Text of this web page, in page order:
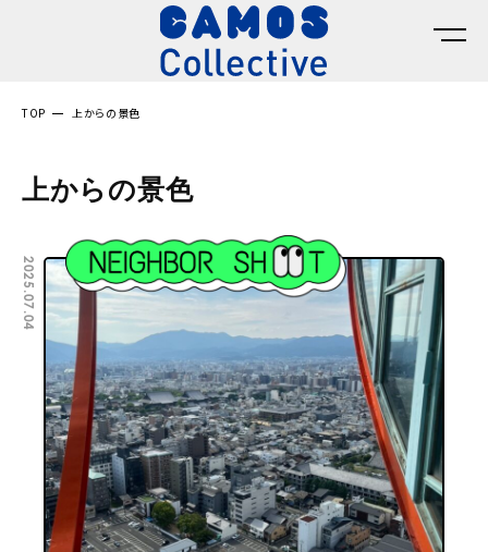
TOP 上からの景色
上からの景色
2025.07.04